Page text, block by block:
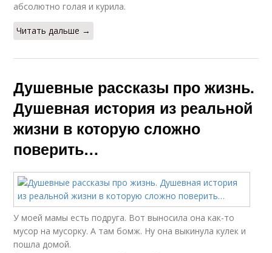
абсолютно голая и курила.
Читать дальше →
Душевные рассказы про жизнь.
Душевная история из реальной
жизни в которую сложно
поверить…
У моей мамы есть подруга. Вот выносила она как-то
мусор на мусорку. А там бомж. Ну она выкинула кулек и
пошла домой.